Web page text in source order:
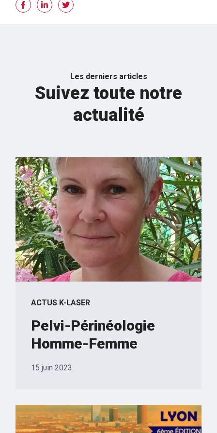
Les derniers articles
Suivez toute notre
actualité
ACTUS K-LASER
Pelvi-Périnéologie
Homme-Femme
15 juin 2023